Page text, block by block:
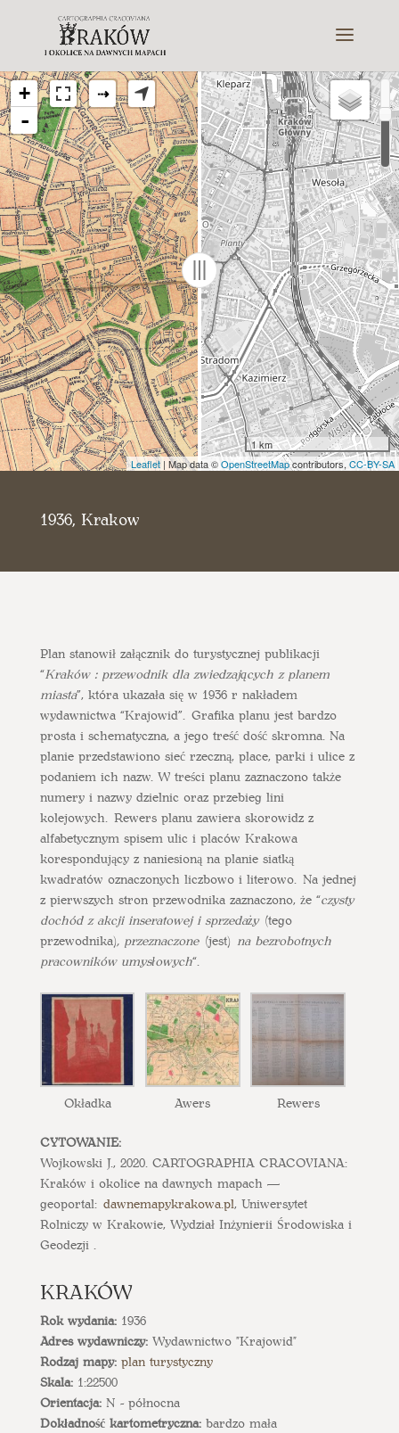
+
-
⇢
1 km
Leaflet | Map data ©OpenStreetMapcontributors, CC-BY-SA
1936, Krakow
Plan stanowił załącznik do turystycznej publikacji
“Kraków : przewodnik dla zwiedzających z planem
miasta”, która ukazała się w 1936 r nakładem
wydawnictwa “Krajowid”. Grafika planu jest bardzo
prosta i schematyczna, a jego treść dość skromna. Na
planie przedstawiono sieć rzeczną, place, parki i ulice z
podaniem ich nazw. W treści planu zaznaczono także
numery i nazwy dzielnic oraz przebieg lini
kolejowych. Rewers planu zawiera skorowidz z
alfabetycznym spisem ulic i placów Krakowa
korespondujący z naniesioną na planie siatką
kwadratów oznaczonych liczbowo i literowo. Na jednej
z pierwszych stron przewodnika zaznaczono, że “czysty
dochód z akcji inseratowej i sprzedaży (tego
przewodnika), przeznaczone (jest) na bezrobotnych
pracowników umysłowych“.
Okładka Awers Rewers
CYTOWANIE:
Wojkowski J., 2020. CARTOGRAPHIA CRACOVIANA:
Kraków i okolice na dawnych mapach —
geoportal: dawnemapykrakowa.pl, Uniwersytet
Rolniczy w Krakowie, Wydział Inżynierii Środowiska i
Geodezji .
KRAKÓW
Rok wydania:1936
Adres wydawniczy:Wydawnictwo "Krajowid"
Rodzaj mapy: plan turystyczny
Skala:1:22500
Orientacja:N - północna
Dokładność kartometryczna:bardzo mała